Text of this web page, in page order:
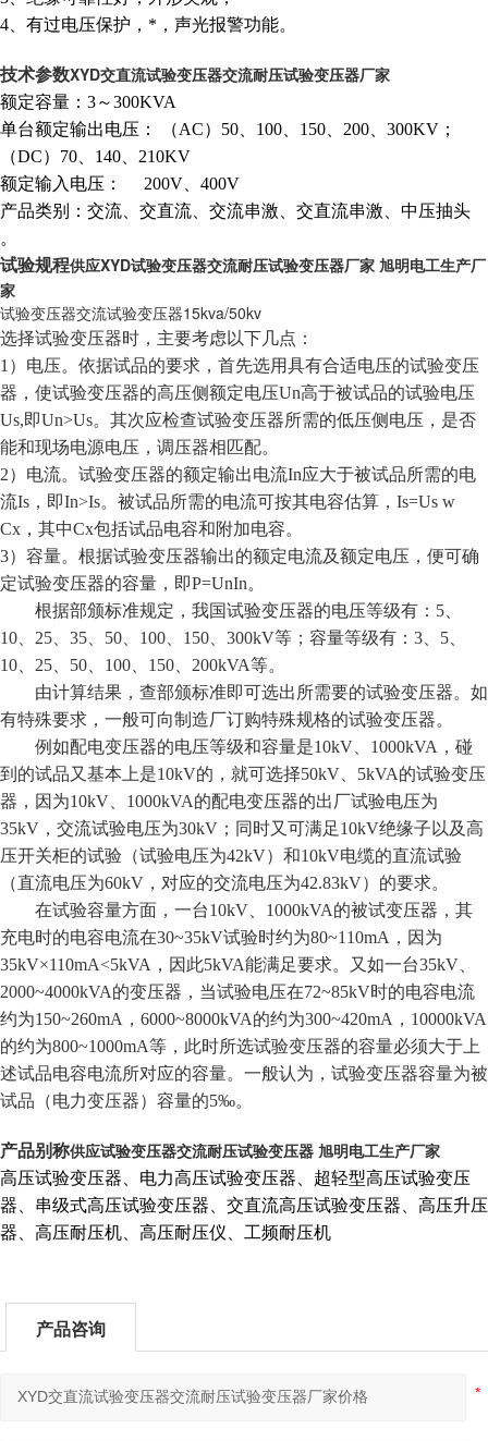
4、有过电压保护，*，声光报警功能。
技术参数XYD交直流试验变压器交流耐压试验变压器厂家
额定容量：3～300KVA
单台额定输出电压： （AC）50、100、150、200、300KV；
（DC）70、140、210KV
额定输入电压： 200V、400V
产品类别：交流、交直流、交流串激、交直流串激、中压抽头
。
试验规程供应XYD试验变压器交流耐压试验变压器厂家 旭明电工生产厂
家
试验变压器交流试验变压器15kva/50kv
选择试验变压器时，主要考虑以下几点：
1）电压。依据试品的要求，首先选用具有合适电压的试验变压
器，使试验变压器的高压侧额定电压Un高于被试品的试验电压
Us,即Un>Us。其次应检查试验变压器所需的低压侧电压，是否
能和现场电源电压，调压器相匹配。
2）电流。试验变压器的额定输出电流In应大于被试品所需的电
流Is，即In>Is。被试品所需的电流可按其电容估算，Is=Us w
Cx，其中Cx包括试品电容和附加电容。
3）容量。根据试验变压器输出的额定电流及额定电压，便可确
定试验变压器的容量，即P=UnIn。
根据部颁标准规定，我国试验变压器的电压等级有：5、
10、25、35、50、100、150、300kV等；容量等级有：3、5、
10、25、50、100、150、200kVA等。
由计算结果，查部颁标准即可选出所需要的试验变压器。如
有特殊要求，一般可向制造厂订购特殊规格的试验变压器。
例如配电变压器的电压等级和容量是10kV、1000kVA，碰
到的试品又基本上是10kV的，就可选择50kV、5kVA的试验变压
器，因为10kV、1000kVA的配电变压器的出厂试验电压为
35kV，交流试验电压为30kV；同时又可满足10kV绝缘子以及高
压开关柜的试验（试验电压为42kV）和10kV电缆的直流试验
（直流电压为60kV，对应的交流电压为42.83kV）的要求。
在试验容量方面，一台10kV、1000kVA的被试变压器，其
充电时的电容电流在30~35kV试验时约为80~110mA，因为
35kV×110mA<5kVA，因此5kVA能满足要求。又如一台35kV、
2000~4000kVA的变压器，当试验电压在72~85kV时的电容电流
约为150~260mA，6000~8000kVA的约为300~420mA，10000kVA
的约为800~1000mA等，此时所选试验变压器的容量必须大于上
述试品电容电流所对应的容量。一般认为，试验变压器容量为被
试品（电力变压器）容量的5‰。
产品别称供应试验变压器交流耐压试验变压器 旭明电工生产厂家
高压试验变压器、电力高压试验变压器、超轻型高压试验变压
器、串级式高压试验变压器、交直流高压试验变压器、高压升压
器、高压耐压机、高压耐压仪、工频耐压机
产品咨询